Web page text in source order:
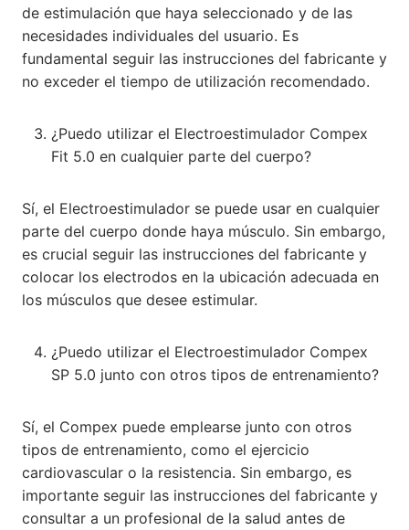
de estimulación que haya seleccionado y de las
necesidades individuales del usuario. Es
fundamental seguir las instrucciones del fabricante y
no exceder el tiempo de utilización recomendado.
¿Puedo utilizar el Electroestimulador Compex
Fit 5.0 en cualquier parte del cuerpo?
Sí, el Electroestimulador se puede usar en cualquier
parte del cuerpo donde haya músculo. Sin embargo,
es crucial seguir las instrucciones del fabricante y
colocar los electrodos en la ubicación adecuada en
los músculos que desee estimular.
¿Puedo utilizar el Electroestimulador Compex
SP 5.0 junto con otros tipos de entrenamiento?
Sí, el Compex puede emplearse junto con otros
tipos de entrenamiento, como el ejercicio
cardiovascular o la resistencia. Sin embargo, es
importante seguir las instrucciones del fabricante y
consultar a un profesional de la salud antes de